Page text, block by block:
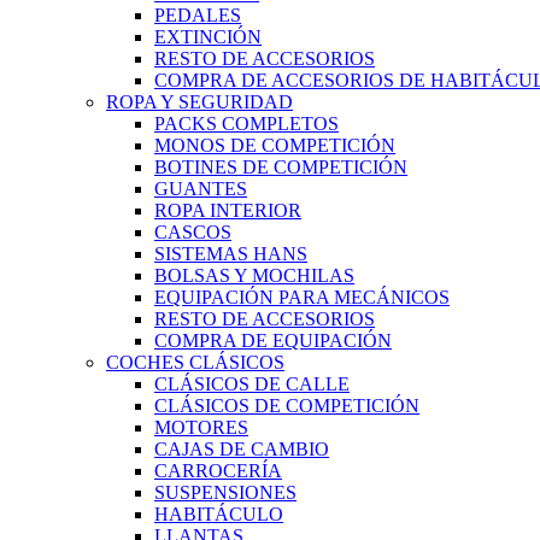
PEDALES
EXTINCIÓN
RESTO DE ACCESORIOS
COMPRA DE ACCESORIOS DE
ROPA Y SEGURIDAD
PACKS COMPLETOS
MONOS DE COMPETICIÓN
BOTINES DE COMPETICIÓN
GUANTES
ROPA INTERIOR
CASCOS
SISTEMAS HANS
BOLSAS Y MOCHILAS
EQUIPACIÓN PARA MECÁNICOS
RESTO DE ACCESORIOS
COMPRA DE EQUIPACIÓN
COCHES CLÁSICOS
CLÁSICOS DE CALLE
CLÁSICOS DE COMPETICIÓN
MOTORES
CAJAS DE CAMBIO
CARROCERÍA
SUSPENSIONES
HABITÁCULO
LLANTAS